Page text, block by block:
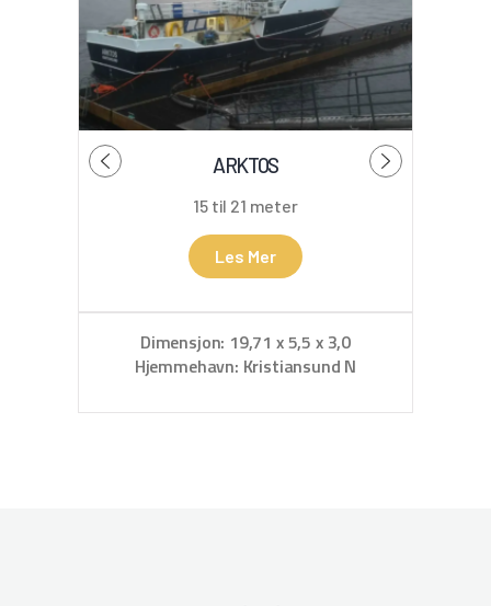
ARKTOS
15 til 21 meter
Les Mer
Dimensjon: 19,71 x 5,5 x 3,0
Hjemmehavn: Kristiansund N